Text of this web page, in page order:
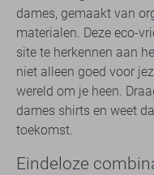
dames, gemaakt van
materialen. Deze eco-
site te herkennen aan
niet alleen goed voor
wereld om je heen.
dames shirts en weet
toekomst.
Eindeloze